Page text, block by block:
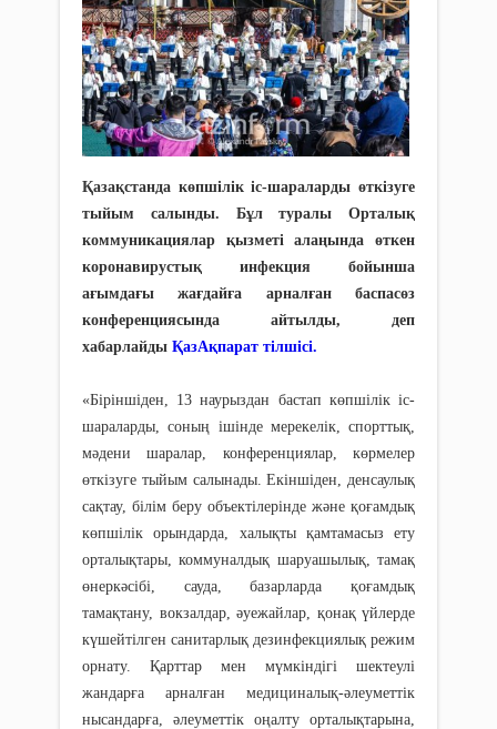
Қазақстанда көпшілік іс-шараларды өткізуге
тыйым салынды. Бұл туралы Орталық
коммуникациялар қызметі алаңында өткен
коронавирустық инфекция бойынша
ағымдағы жағдайға арналған баспасөз
конференциясында айтылды, деп
хабарлайды ҚазАқпарат тілшісі.
«Біріншіден, 13 наурыздан бастап көпшілік іс-
шараларды, соның ішінде мерекелік, спорттық,
мәдени шаралар, конференциялар, көрмелер
өткізуге тыйым салынады. Екіншіден, денсаулық
сақтау, білім беру объектілерінде және қоғамдық
көпшілік орындарда, халықты қамтамасыз ету
орталықтары, коммуналдық шаруашылық, тамақ
өнеркәсібі, сауда, базарларда қоғамдық
тамақтану, вокзалдар, әуежайлар, қонақ үйлерде
күшейтілген санитарлық дезинфекциялық режим
орнату. Қарттар мен мүмкіндігі шектеулі
жандарға арналған медициналық-әлеуметтік
нысандарға, әлеуметтік оңалту орталықтарына,